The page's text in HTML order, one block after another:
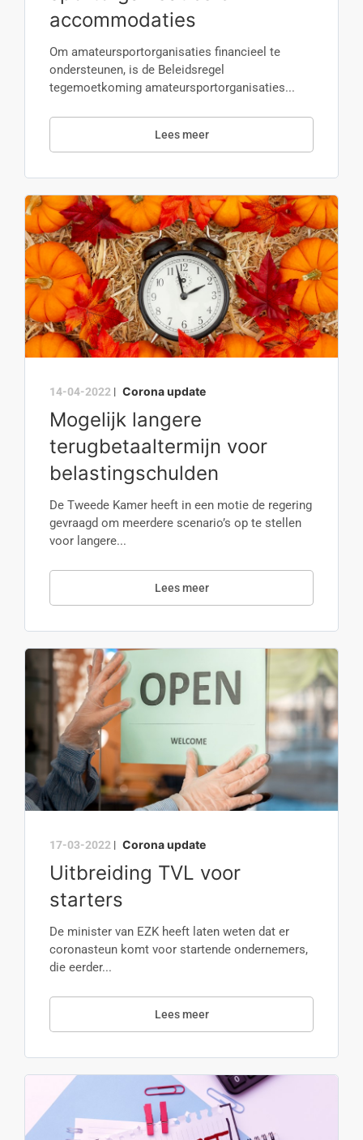
accommodaties
Om amateursportorganisaties financieel te
ondersteunen, is de Beleidsregel
tegemoetkoming amateursportorganisaties...
Lees meer
14-04-2022 | Corona update
Mogelijk langere
terugbetaaltermijn voor
belastingschulden
De Tweede Kamer heeft in een motie de regering
gevraagd om meerdere scenario’s op te stellen
voor langere...
Lees meer
17-03-2022 | Corona update
Uitbreiding TVL voor
starters
De minister van EZK heeft laten weten dat er
coronasteun komt voor startende ondernemers,
die eerder...
Lees meer